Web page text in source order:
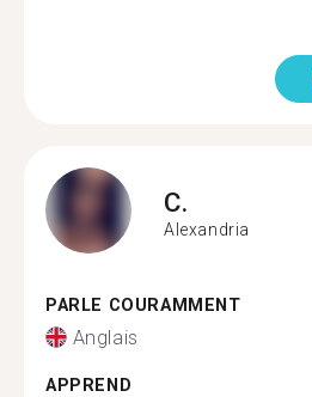
C.
Alexandria
PARLE COURAMMENT
Anglais
APPREND